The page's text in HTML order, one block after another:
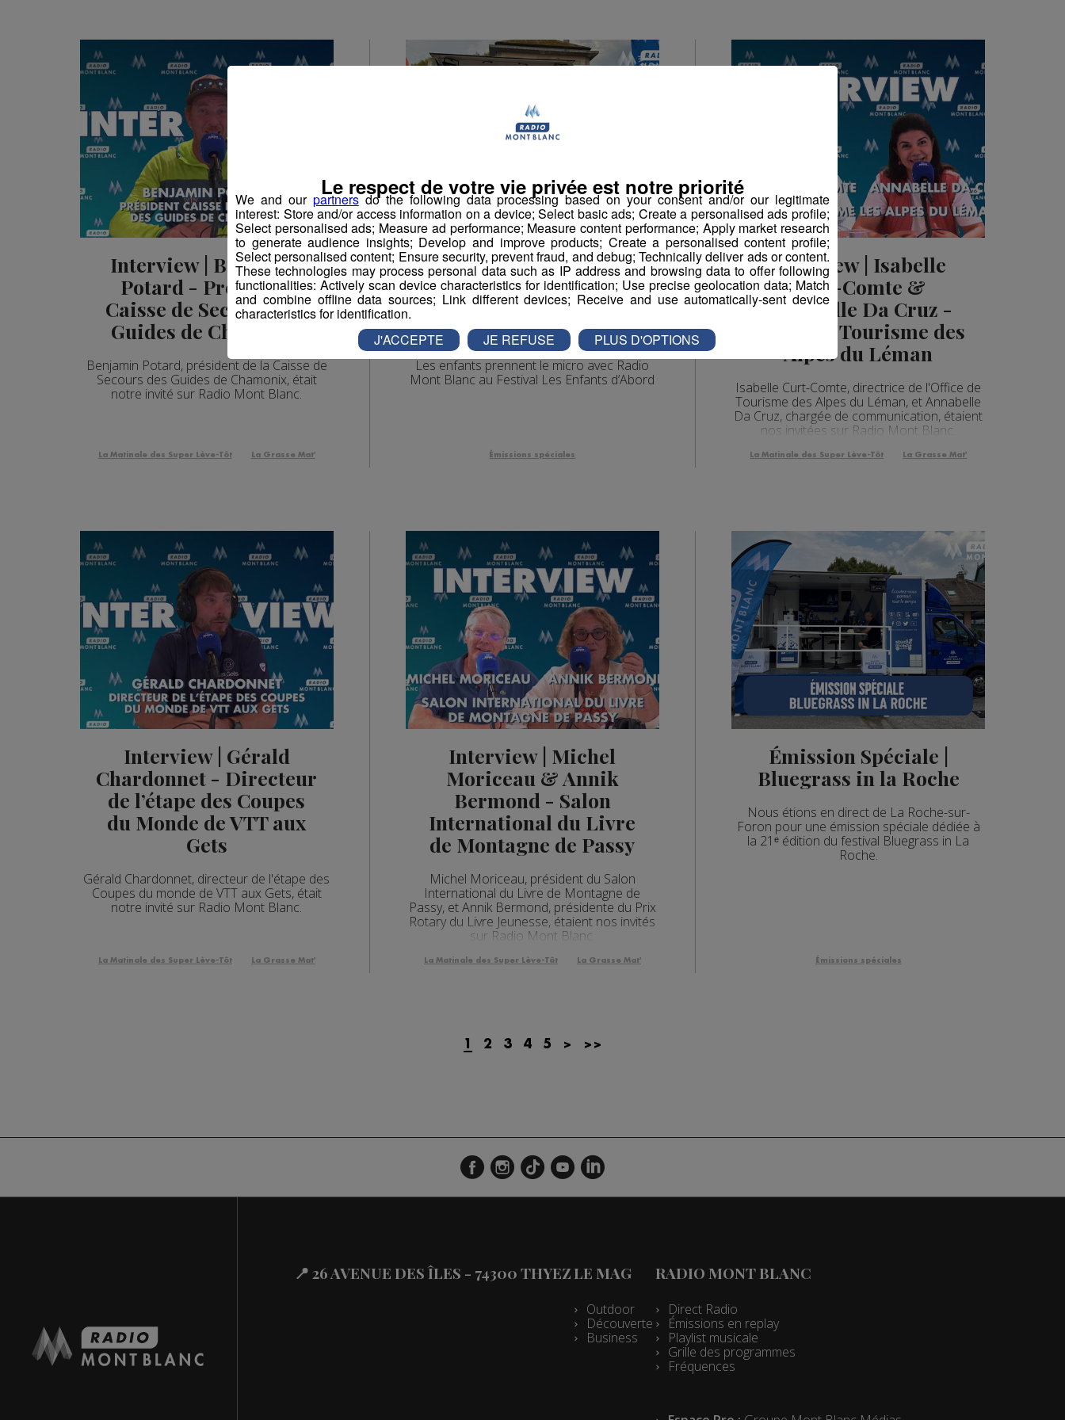
Interview | Benjamin
Potard - Président
Caisse de Secours des
Guides de Chamonix
Benjamin Potard, président de la Caisse de
Secours des Guides de Chamonix, était
notre invité sur Radio Mont Blanc.
La Matinale des Super Lève-Tôt La Grasse Mat'
Émission spéciale |
Festival Les Enfants
d’Abord Sallanches
2026
Les enfants prennent le micro avec Radio
Mont Blanc au Festival Les Enfants d’Abord
Émissions spéciales
Interview | Isabelle
Curt-Comte &
Annabelle Da Cruz -
Office de Tourisme des
Alpes du Léman
Isabelle Curt-Comte, directrice de l'Office de
Tourisme des Alpes du Léman, et Annabelle
Da Cruz, chargée de communication, étaient
nos invitées sur Radio Mont Blanc.
La Matinale des Super Lève-Tôt La Grasse Mat'
Interview | Gérald
Chardonnet - Directeur
de l’étape des Coupes
du Monde de VTT aux
Gets
Gérald Chardonnet, directeur de l'étape des
Coupes du monde de VTT aux Gets, était
notre invité sur Radio Mont Blanc.
La Matinale des Super Lève-Tôt La Grasse Mat'
Interview | Michel
Moriceau & Annik
Bermond - Salon
International du Livre
de Montagne de Passy
Michel Moriceau, président du Salon
International du Livre de Montagne de
Passy, et Annik Bermond, présidente du Prix
Rotary du Livre Jeunesse, étaient nos invités
sur Radio Mont Blanc.
La Matinale des Super Lève-Tôt La Grasse Mat'
Émission Spéciale |
Bluegrass in la Roche
Nous étions en direct de La Roche-sur-
Foron pour une émission spéciale dédiée à
la 21ᵉ édition du festival Bluegrass in La
Roche.
Émissions spéciales
1 2 3 4 5 > >>
📍 26 AVENUE DES ÎLES - 74300 THYEZLE MAG
Outdoor
Découverte
Business
RADIO MONT BLANC
Direct Radio
Émissions en replay
Playlist musicale
Grille des programmes
Fréquences
We and our partnersdo the following data processing based on your consent and/or our legitimate
interest: Store and/or access information on a device; Select basic ads; Create a personalised ads profile;
Select personalised ads; Measure ad performance; Measure content performance; Apply market research
to generate audience insights; Develop and improve products; Create a personalised content profile;
Select personalised content; Ensure security, prevent fraud, and debug; Technically deliver ads or content.
These technologies may process personal data such as IP address and browsing data to offer following
functionalities: Actively scan device characteristics for identification; Use precise geolocation data; Match
and combine offline data sources; Link different devices; Receive and use automatically-sent device
characteristics for identification.
Le respect de votre vie privée est notre priorité
J'ACCEPTE JE REFUSE PLUS D'OPTIONS